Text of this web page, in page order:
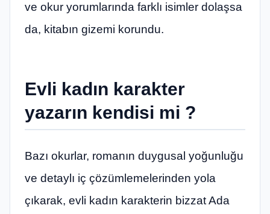
ve okur yorumlarında farklı isimler dolaşsa
da, kitabın gizemi korundu.
Evli kadın karakter
yazarın kendisi mi ?
Bazı okurlar, romanın duygusal yoğunluğu
ve detaylı iç çözümlemelerinden yola
çıkarak, evli kadın karakterin bizzat Ada